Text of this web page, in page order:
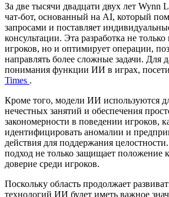
За две тысячи двадцати двух лет Wynn
чат-бот, основанный на AI, который
запросами и поставляет
консультации. Эта разработка не
игроков, но и оптимирует операции,
направлять более сложные задачи. Для
понимания функции ИИ в играх,
Times .
Кроме того, модели ИИ используются
нечестных занятий и обеспечения
закономерности в поведении игроков,
идентифицировать аномалии и
действия для поддержания
подход не только защищает положение
доверие среди игроков.
Поскольку область продолжает
технологий ИИ будет иметь важное